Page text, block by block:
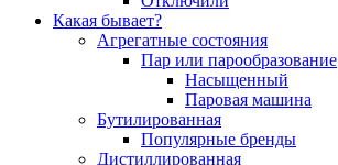
Какая бывает?
Агрегатные состояния
Пар или парообразование
Насыщенный
Паровая машина
Бутилированная
Популярные бренды
Дистиллированная